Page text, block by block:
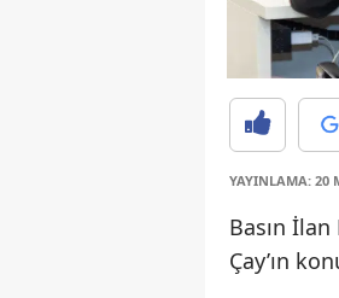
YAYINLAMA: 20
Basın
Çay’ın